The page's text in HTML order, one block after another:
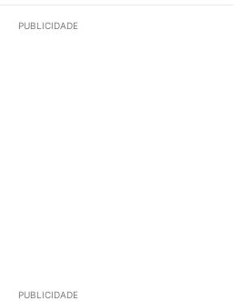
PUBLICIDADE
PUBLICIDADE